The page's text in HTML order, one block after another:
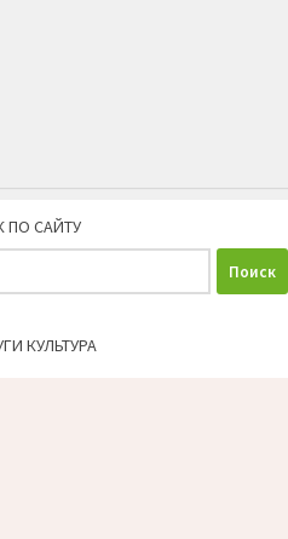
ПО САЙТУ
КУЛЬТУРА